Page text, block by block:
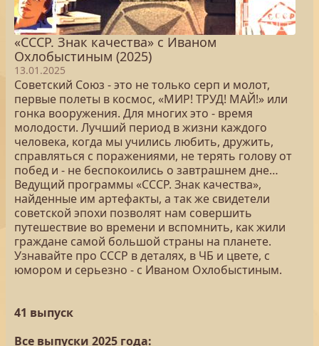
«СССР. Знак качества» с Иваном
Охлобыстиным (2025)
13.01.2025
Советский Союз - это не только серп и молот,
первые полеты в космос, «МИР! ТРУД! МАЙ!» или
гонка вооружения. Для многих это - время
молодости. Лучший период в жизни каждого
человека, когда мы учились любить, дружить,
справляться с поражениями, не терять голову от
побед и - не беспокоились о завтрашнем дне…
Ведущий программы «СССР. Знак качества»,
найденные им артефакты, а так же свидетели
советской эпохи позволят нам совершить
путешествие во времени и вспомнить, как жили
граждане самой большой страны на планете.
Узнавайте про СССР в деталях, в ЧБ и цвете, с
юмором и серьезно - с Иваном Охлобыстиным.
41 выпуск
Все выпуски 2025 года: